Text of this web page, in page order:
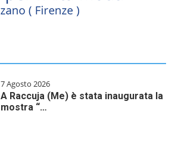
7 Agosto 2026
A Raccuja (Me) è stata inaugurata la
mostra “…